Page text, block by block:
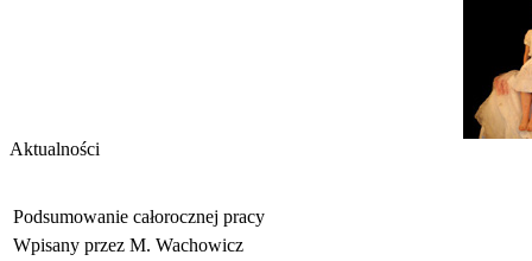
Aktualności
Podsumowanie całorocznej pracy
Wpisany przez M. Wachowicz